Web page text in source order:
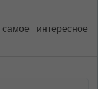
интересное